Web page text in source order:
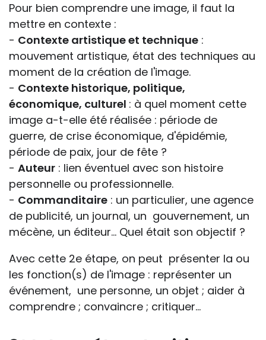
Pour bien comprendre une image, il faut la
mettre en contexte :
- Contexte artistique et technique :
mouvement artistique, état des techniques au
moment de la création de l'image.
- Contexte historique, politique,
économique, culturel : à quel moment cette
image a-t-elle été réalisée : période de
guerre, de crise économique, d'épidémie,
période de paix, jour de fête ?
- Auteur : lien éventuel avec son histoire
personnelle ou professionnelle.
- Commanditaire : un particulier, une agence
de publicité, un journal, un gouvernement, un
mécène, un éditeur… Quel était son objectif ?
Avec cette 2e étape, on peut présenter la ou
les fonction(s) de l'image : représenter un
événement, une personne, un objet ; aider à
comprendre ; convaincre ; critiquer…